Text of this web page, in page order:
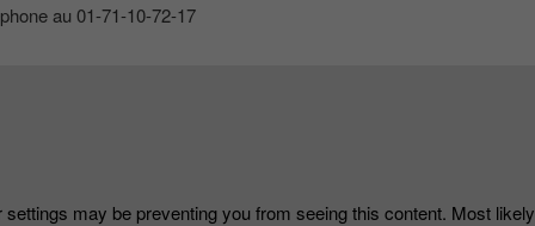
au 01-71-10-72-17
settings may be preventing you from seeing this content. Most